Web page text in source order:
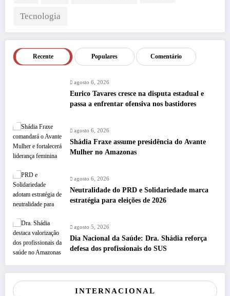
Tecnologia
Recente Populares Comentário
agosto 6, 2026
Eurico Tavares cresce na disputa estadual e
passa a enfrentar ofensiva nos bastidores
agosto 6, 2026
Shádia Fraxe assume presidência do Avante
Mulher no Amazonas
agosto 6, 2026
Neutralidade do PRD e Solidariedade marca
estratégia para eleições de 2026
agosto 5, 2026
Dia Nacional da Saúde: Dra. Shádia reforça
defesa dos profissionais do SUS
INTERNACIONAL